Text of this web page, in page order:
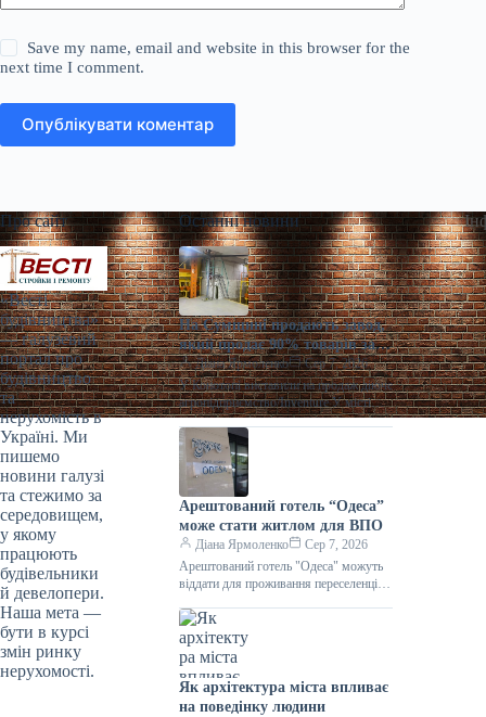
Save my name, email and website in this browser for the
next time I comment.
Опублікувати коментар
Про сайт
«Весті
будівництва»
— галузевий
портал про
будівництво
та
нерухомість в
Україні. Ми
пишемо
новини галузі
та стежимо за
середовищем,
у якому
працюють
будівельники
й девелопери.
Наша мета —
бути в курсі
змін ринку
нерухомості.
Останні новини
На Сумщині продають завод,
який продає 90% товарів за
кордон
Діана Ярмоленко
Сер 7, 2026
У Конотопі виставили на продаж діюче
агропідприємство/Inventure У місті
Конотоп Сумської області виставили
на продаж 100% корпоративних прав
діючого агропереробного
Арештований готель “Одеса”
може стати житлом для ВПО
Діана Ярмоленко
Сер 7, 2026
Арештований готель "Одеса" можуть
віддати для проживання переселенців /
може стати першим арештованим
об’єктом нерухомості,
Як архітектура міста впливає
на поведінку людини